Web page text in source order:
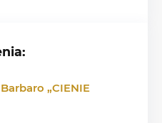
„CIENIE